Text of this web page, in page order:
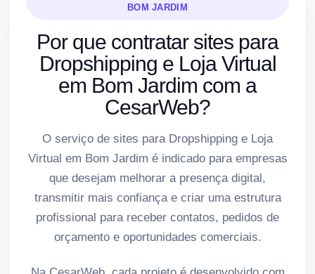
BOM JARDIM
Por que contratar sites para
Dropshipping e Loja Virtual
em Bom Jardim com a
CesarWeb?
O serviço de sites para Dropshipping e Loja
Virtual em Bom Jardim é indicado para empresas
que desejam melhorar a presença digital,
transmitir mais confiança e criar uma estrutura
profissional para receber contatos, pedidos de
orçamento e oportunidades comerciais.